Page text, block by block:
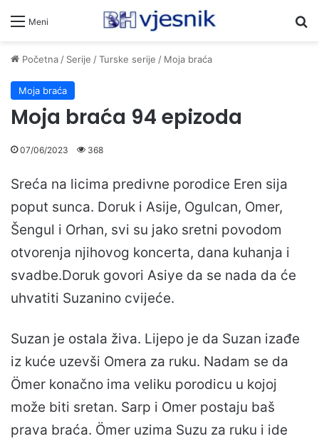
Meni
Početna/ Serije /Turske serije / Moja braća
Moja braća
Moja braća 94 epizoda
07/06/2023 368
Sreća na licima predivne porodice Eren sija
poput sunca. Doruk i Asije, Ogulcan, Omer,
Šengul i Orhan, svi su jako sretni povodom
otvorenja njihovog koncerta, dana kuhanja i
svadbe.Doruk govori Asiye da se nada da će
uhvatiti Suzanino cvijeće.
Suzan je ostala živa. Lijepo je da Suzan izađe
iz kuće uzevši Omera za ruku. Nadam se da
Ömer konačno ima veliku porodicu u kojoj
može biti sretan. Sarp i Omer postaju baš
prava braća. Ömer uzima Suzu za ruku i ide